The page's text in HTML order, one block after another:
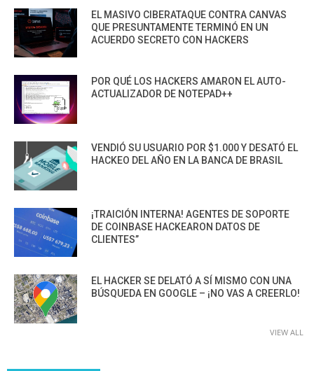
EL MASIVO CIBERATAQUE CONTRA CANVAS
QUE PRESUNTAMENTE TERMINÓ EN UN
ACUERDO SECRETO CON HACKERS
POR QUÉ LOS HACKERS AMARON EL AUTO-
ACTUALIZADOR DE NOTEPAD++
VENDIÓ SU USUARIO POR $1.000 Y DESATÓ EL
HACKEO DEL AÑO EN LA BANCA DE BRASIL
¡TRAICIÓN INTERNA! AGENTES DE SOPORTE
DE COINBASE HACKEARON DATOS DE
CLIENTES”
EL HACKER SE DELATÓ A SÍ MISMO CON UNA
BÚSQUEDA EN GOOGLE – ¡NO VAS A CREERLO!
VIEW ALL